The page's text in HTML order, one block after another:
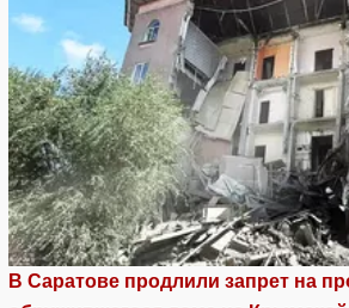
В Саратове продлили запрет на